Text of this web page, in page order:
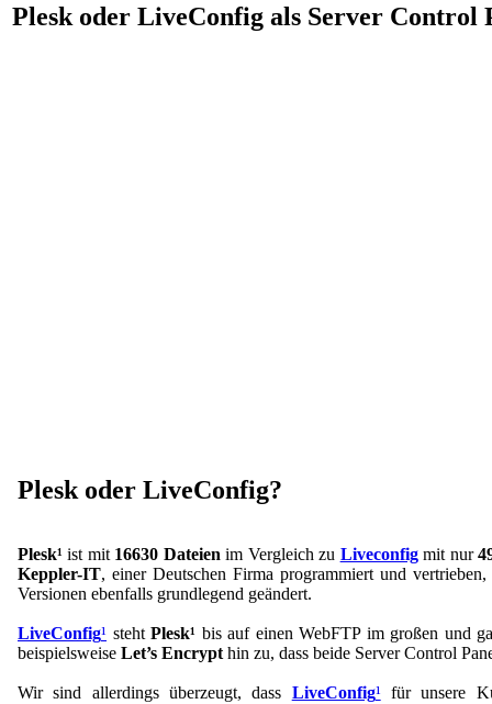
Plesk oder LiveConfig als Server Control
Plesk oder LiveConfig?
Plesk¹ ist mit 16630 Dateien im Vergleich zu Liveconfigmit nur
Keppler-IT, einer Deutschen Firma programmiert und vertrieben,
Versionen ebenfalls grundlegend geändert.
LiveConfig¹ stehtPlesk¹ bis auf einen WebFTP im großen und
beispielsweise Let’s Encrypt hin zu, dass beide Server Control
Wir sind allerdings überzeugt, dass LiveConfig¹für unsere